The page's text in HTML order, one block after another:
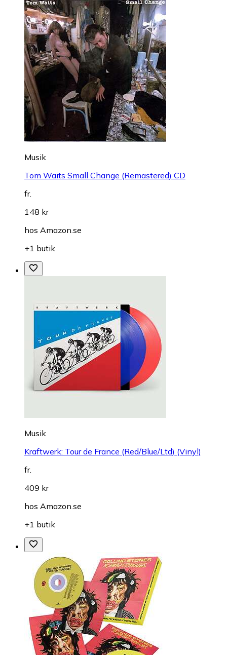
Musik
Tom Waits Small Change (Remastered) CD
fr.
148 kr
hos Amazon.se
+1 butik
Musik
Kraftwerk: Tour de France (Red/Blue/Ltd) (Vinyl)
fr.
409 kr
hos Amazon.se
+1 butik